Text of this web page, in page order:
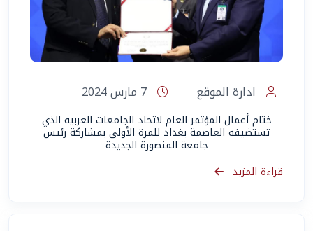
ادارة الموقع
ختام أعمال المؤتمر العام لاتحاد الجامعات العربية الذي
تستضيفه العاصمة بغداد للمرة الأولى بمشاركة رئيس
جامعة المنصورة الجديدة
قراءة المزيد